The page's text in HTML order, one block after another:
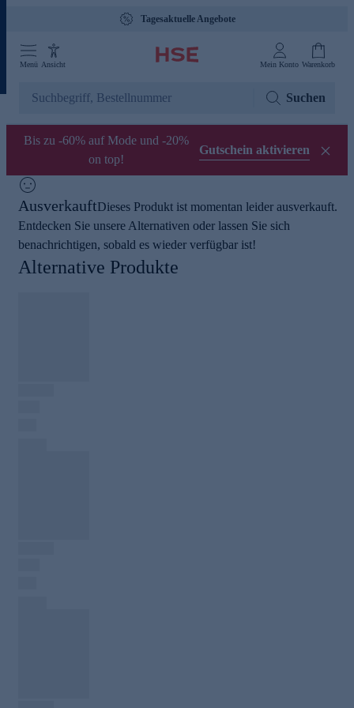
Tagesaktuelle Angebote
Menü Ansicht Mein Konto Warenkorb
Suchen
Bis zu -60% auf Mode und -20%
on top!
Gutschein aktivieren
AusverkauftDieses Produkt ist momentan leider ausverkauft.
Entdecken Sie unsere Alternativen oder lassen Sie sich
benachrichtigen, sobald es wieder verfügbar ist!
Alternative Produkte